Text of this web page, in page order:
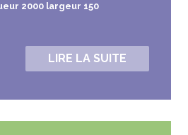
2000 largeur 150
LIRE LA SUITE